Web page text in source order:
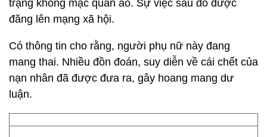
trạng không mặc quần áo. Sự việc sau đó được
đăng lên mạng xã hội.
Có thông tin cho rằng, người phụ nữ này đang
mang thai. Nhiều đồn đoán, suy diễn về cái chết của
nạn nhân đã được đưa ra, gây hoang mang dư
luận.